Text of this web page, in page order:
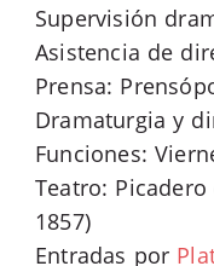
Supervisión
Asistencia de
Prensa:
Dramaturgia y
Funciones:
Teatro:
1857)
Entradas por